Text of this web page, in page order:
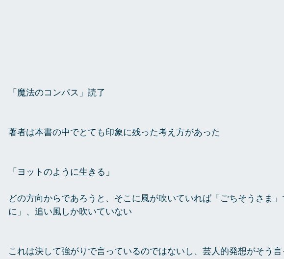
「魔法のコンパス」読了
著者は本書の中でとても印象に残った考え方があった
「ヨットのように生きる」
どの方向からであろうと、そこに風が吹いていれば「ごちそうさま
に」、追い風しか吹いていない
これは決して強がりで言っているのではないし、芸人的発想がそう